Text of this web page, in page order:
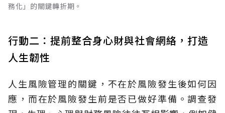
務化」的關鍵轉折期。
行動二：提前整合身心財與社會網絡，打造
人生韌性
人生風險管理的關鍵，不在於風險發生後如何因
應，而在於風險發生前是否已做好準備。調查發